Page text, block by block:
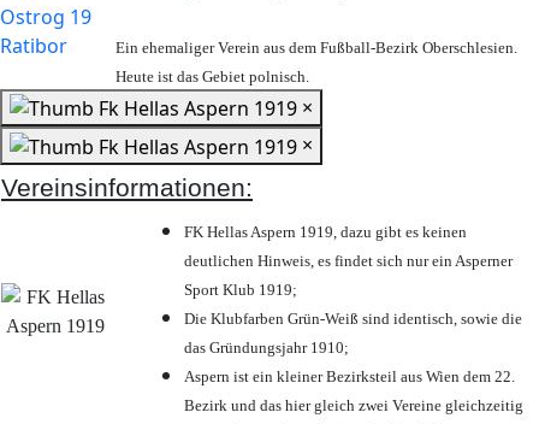
Ein ehemaliger Verein aus dem Fußball-Bezirk Oberschlesien.
Heute ist das Gebiet polnisch.
×
×
Vereinsinformationen:
FK Hellas Aspern 1919, dazu gibt es keinen
deutlichen Hinweis, es findet sich nur ein Asperner
Sport Klub 1919;
Die Klubfarben Grün-Weiß sind identisch, sowie die
das Gründungsjahr 1910;
Aspern ist ein kleiner Bezirksteil aus Wien dem 22.
Bezirk und das hier gleich zwei Vereine gleichzeitig